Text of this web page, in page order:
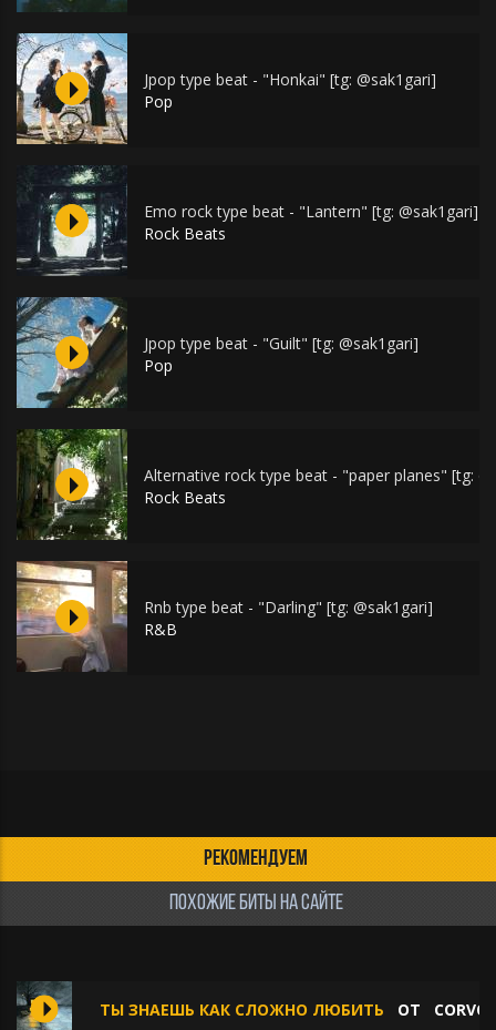
Jpop type beat - "Honkai" [tg: @sak1gari]
Pop
Emo rock type beat - "Lantern" [tg: @sak1gari]
Rock Beats
Jpop type beat - "Guilt" [tg: @sak1gari]
Pop
Alternative rock type beat - "paper planes" [tg:
Rock Beats
Rnb type beat - "Darling" [tg: @sak1gari]
R&B
РЕКОМЕНДУЕМ
ПОХОЖИЕ БИТЫ НА САЙТЕ
ТЫ ЗНАЕШЬ КАК СЛОЖНО ЛЮБИТЬ ОТ CORVOL